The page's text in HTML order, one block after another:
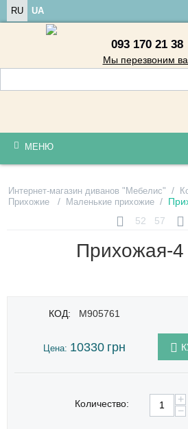
RU UA
093 170 21 38
Мы перезвоним
МЕНЮ
Интернет-магазин диванов "Мебелис" /
Прихожие / Маленькие прихожие /
52
57
Прихожая-4
КОД: M905761
Цена: 10330 грн
Количество:
+
−